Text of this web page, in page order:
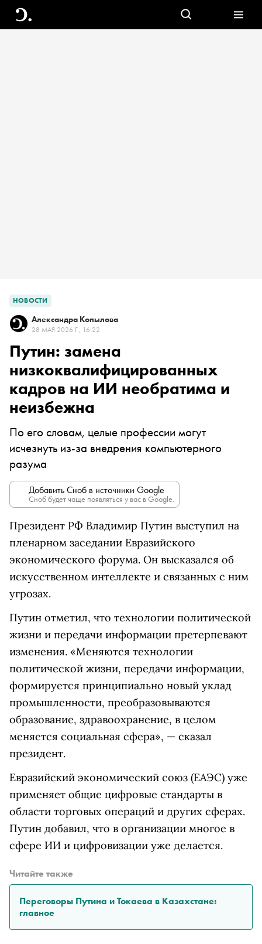
НОВОСТИ
Александра Копылова
28 МАЯ 2026 Г., 16:22
Путин: замена
низкоквалифицированных
кадров на ИИ необратима и
неизбежна
По его словам, целые профессии могут
исчезнуть из-за внедрения компьютерного
разума
Добавить Сноб в источники Google
Сноб будет чаще появляться у вас в Google.
Президент РФ Владимир Путин выступил на
пленарном заседании Евразийского
экономического форума. Он высказался об
искусственном интеллекте и связанных с ним
угрозах.
Путин отметил, что технологии политической
жизни и передачи информации претерпевают
изменения. «Меняются технологии
политической жизни, передачи информации,
формируется принципиально новый уклад
промышленности, преобразовываются
образование, здравоохранение, в целом
меняется социальная сфера», — сказал
президент.
Евразийский экономический союз (ЕАЭС) уже
применяет общие цифровые стандарты в
области торговых операций и других сферах.
Путин добавил, что в организации многое в
сфере ИИ и цифровизации уже делается.
Читайте также
Переговоры Путина и Токаева в Казахстане:
главное